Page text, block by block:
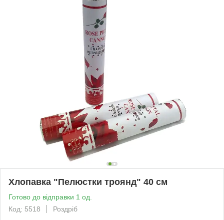
Хлопавка "Пелюстки троянд" 40 см
Готово до відправки 1 од.
Код: 5518
Роздріб